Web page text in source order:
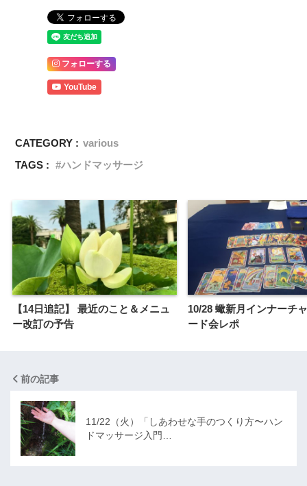
フォローする
YouTube
CATEGORY : various
TAGS :
ハンドマッサージ
【14日追記】 最近のこと＆メニュ
ー改訂の予告
10/28 蠍新月インナーチ
ード会レポ
前の記事
11/22（火）「しあわせな手のつくり方〜ハン
ドマッサージ入門…